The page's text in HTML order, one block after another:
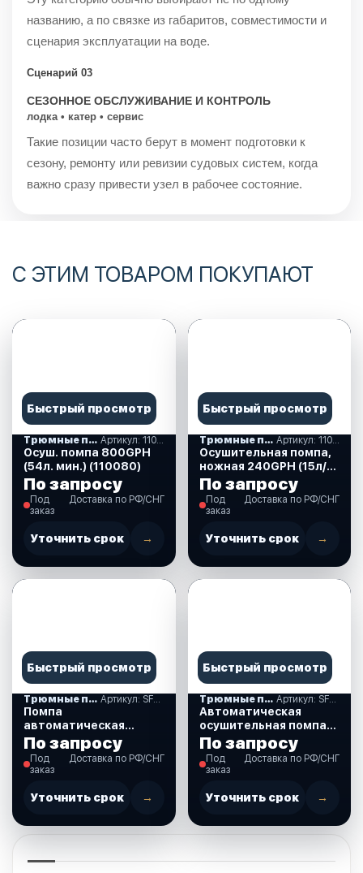
названию, а по связке из габаритов, совместимости и
сценария эксплуатации на воде.
Сценарий 03
СЕЗОННОЕ ОБСЛУЖИВАНИЕ И КОНТРОЛЬ
лодка • катер • сервис
Такие позиции часто берут в момент подготовки к
сезону, ремонту или ревизии судовых систем, когда
важно сразу привести узел в рабочее состояние.
С ЭТИМ ТОВАРОМ ПОКУПАЮТ
Быстрый просмотр
Трюмные помпы
Осуш. помпа 800GPH
(54л. мин.) (110080)
По запросу
Под
заказ
Доставка по РФ/СНГ
Уточнить срок →
Быстрый просмотр
Трюмные помпы Артикул: 110012
Осушительная помпа,
ножная 240GPH (15л/
мин) (110012)
По запросу
Под
заказ
Доставка по РФ/СНГ
Уточнить срок →
Быстрый просмотр
Трюмные помпы
Помпа
автоматическая
SEAFLO 750 GPH 19 мм
(SFBP1-G750-06)
По запросу
Под
заказ
Доставка по РФ/СНГ
Уточнить срок →
Быстрый просмотр
Трюмные помпы Артикул: SFBP1G60006
Автоматическая
осушительная помпа
600 GPH, 38 л./мин., 12
В. (SFBP1G60006)
По запросу
Под
заказ
Доставка по РФ/СНГ
Уточнить срок →